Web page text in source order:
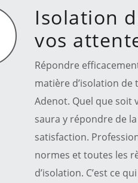
Isolation
vos
Répondre
matière d’isolation
Adenot. Quel que soit
saura y répondre de
satisfaction.
normes et toutes les
d’isolation. C’est ce